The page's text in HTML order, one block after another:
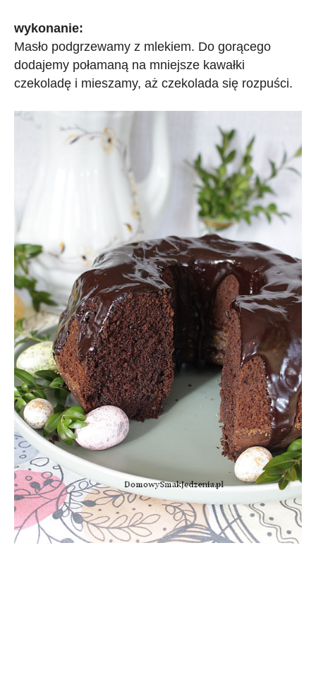
wykonanie:
Masło podgrzewamy z mlekiem. Do gorącego
dodajemy połamaną na mniejsze kawałki
czekoladę i mieszamy, aż czekolada się rozpuści.